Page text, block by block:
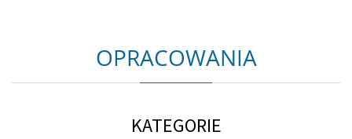
OPRACOWANIA
KATEGORIE